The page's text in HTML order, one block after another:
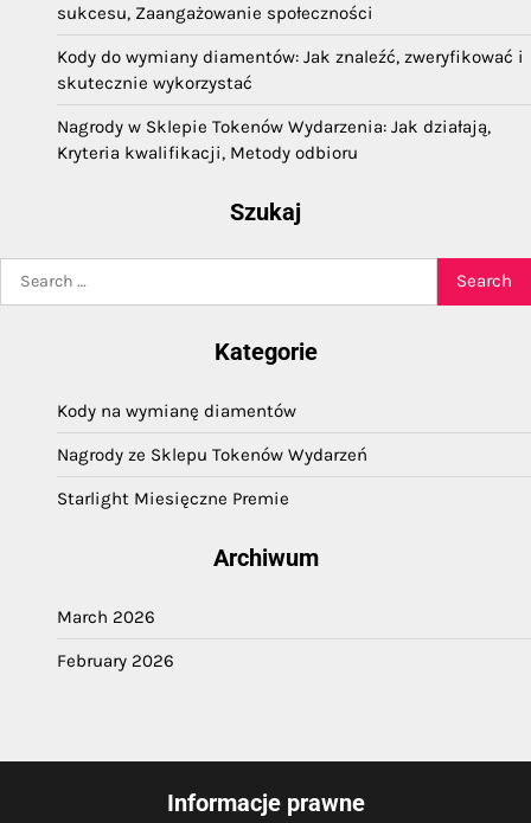
sukcesu, Zaangażowanie społeczności
Kody do wymiany diamentów: Jak znaleźć, zweryfikować i
skutecznie wykorzystać
Nagrody w Sklepie Tokenów Wydarzenia: Jak działają,
Kryteria kwalifikacji, Metody odbioru
Szukaj
Kategorie
Kody na wymianę diamentów
Nagrody ze Sklepu Tokenów Wydarzeń
Starlight Miesięczne Premie
Archiwum
March 2026
February 2026
Informacje prawne